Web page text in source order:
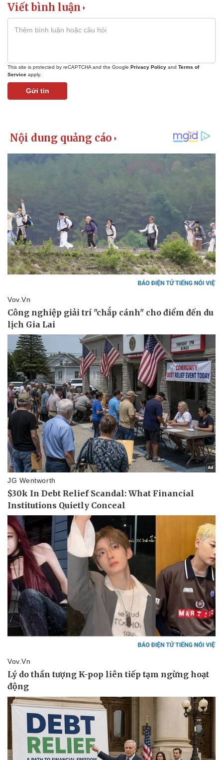
Khởi nghiệp
Tiêu dùng
Tỷ giá
Chứng khoán
Giá cà phê
Viết bình luận
This site is protected by reCAPTCHA and the Google Privacy Policy and Terms of
Service apply.
Gửi tin